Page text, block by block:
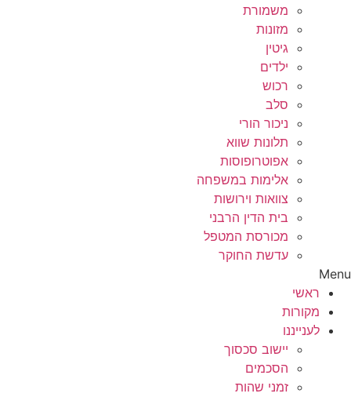
משמורת
מזונות
גיטין
ילדים
רכוש
סלב
ניכור הורי
תלונות שווא
אפוטרופוסות
אלימות במשפחה
צוואות וירושות
בית הדין הרבני
מכורסת המטפל
עדשת החוקר
Menu
ראשי
מקורות
לענייננו
יישוב סכסוך
הסכמים
זמני שהות